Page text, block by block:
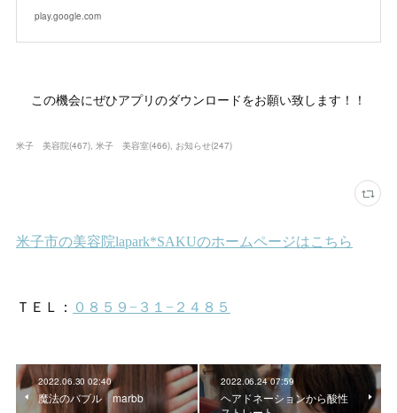
play.google.com
この機会にぜひアプリのダウンロードをお願い致します！！
米子 美容院(467) 米子 美容室(466) お知らせ(247)
2022.06.30 02:40
魔法のバブル marbb
2022.06.24 07:59
ヘアドネーションから酸性